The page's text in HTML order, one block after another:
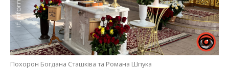
Похорон Богдана Сташківа та Романа Шпука